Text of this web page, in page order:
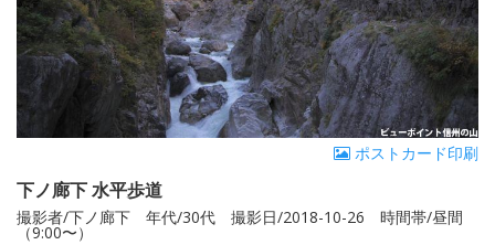
ポストカード印刷
下ノ廊下 水平歩道
撮影者/下ノ廊下 年代/30代 撮影日/2018-10-26 時間帯/昼間
（9:00〜）